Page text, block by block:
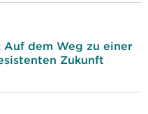
Auf dem Weg zu einer
Zukunft